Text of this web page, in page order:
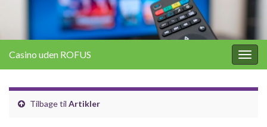
Casino uden ROFUS
Tilbage til Artikler